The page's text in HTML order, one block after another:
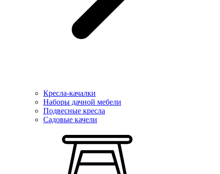
Кресла-качалки
Наборы дачной мебели
Подвесные кресла
Садовые качели